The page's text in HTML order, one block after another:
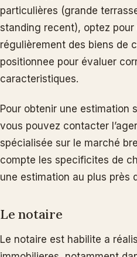
particulières (grande
standing recent), optez
régulièrement des biens de
positionnee pour évaluer
caracteristiques.
Pour obtenir une estimation
vous pouvez contacter
spécialisée sur le marché
compte les specificites de
une estimation au plus près
Le notaire
Le notaire est habilite a